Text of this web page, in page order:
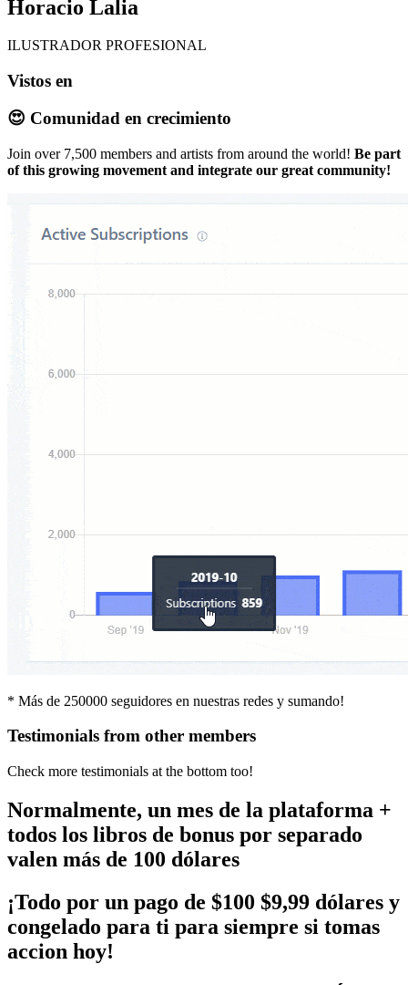
Horacio Lalia
ILUSTRADOR PROFESIONAL
Vistos en
😍 Comunidad en crecimiento
Join over 7,500 members and artists from around the world! Be part
of this growing movement and integrate our great community!
* Más de 250000 seguidores en nuestras redes y sumando!
Testimonials from other members
Check more testimonials at the bottom too!
Normalmente, un mes de la plataforma +
todos los libros de bonus por separado
valen más de 100 dólares
¡Todo por un pago de $100 $9,99 dólares y
congelado para ti para siempre si tomas
accion hoy!